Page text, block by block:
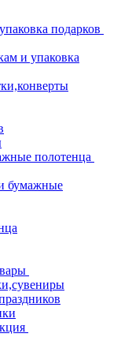
подарков
и упаковка
полотенца
бумажные